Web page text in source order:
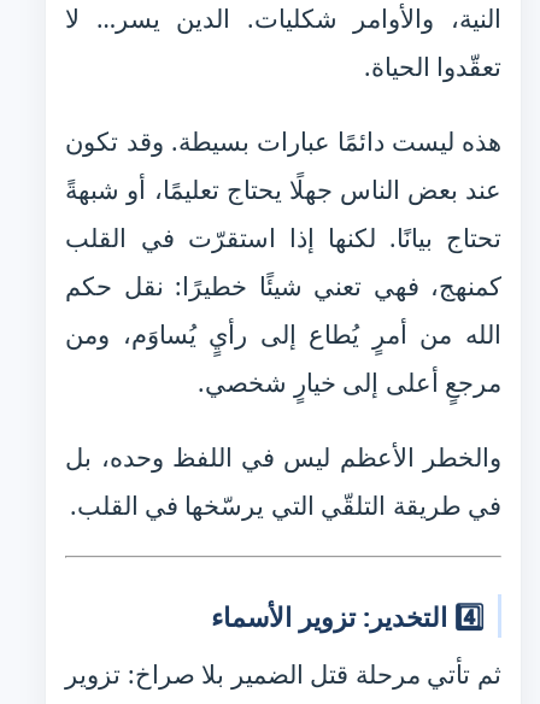
النية، والأوامر شكليات. الدين يسر… لا
تعقّدوا الحياة.
هذه ليست دائمًا عبارات بسيطة. وقد تكون
عند بعض الناس جهلًا يحتاج تعليمًا، أو شبهةً
تحتاج بيانًا. لكنها إذا استقرّت في القلب
كمنهج، فهي تعني شيئًا خطيرًا: نقل حكم
الله من أمرٍ يُطاع إلى رأيٍ يُساوَم، ومن
مرجعٍ أعلى إلى خيارٍ شخصي.
والخطر الأعظم ليس في اللفظ وحده، بل
في طريقة التلقّي التي يرسّخها في القلب.
4️⃣ التخدير: تزوير الأسماء
ثم تأتي مرحلة قتل الضمير بلا صراخ: تزوير